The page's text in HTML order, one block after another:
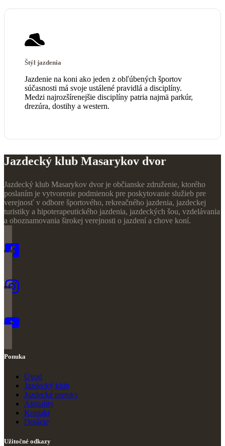
Štýl jazdenia
Jazdenie na koni ako jeden z obľúbených športov
súčasnosti má svoje ustálené pravidlá a disciplíny.
Medzi najrozšírenejšie disciplíny patria najmä parkúr,
drezúra, dostihy a western.
Jazdecký klub Masarykov dvor
Jazdecký klub Masarykov dvor je občianske združenie, ktorého
poslaním je vytvorenie podmienok pre poskytovanie služieb pre
verejnosť v odbore športového, rekreačného jazdenia, jazdeckej
turistiky a hipoterapeutického jazdenia, jazdeckých šou, vzdelávania
a oboznamovania širokej verejnosti o jazdení a chove koní.
Ponuka
Úvod
Jazdecký klub
Jazdecké preteky
Aktuality
Kontakt
Dotácie
Užitočné odkazy